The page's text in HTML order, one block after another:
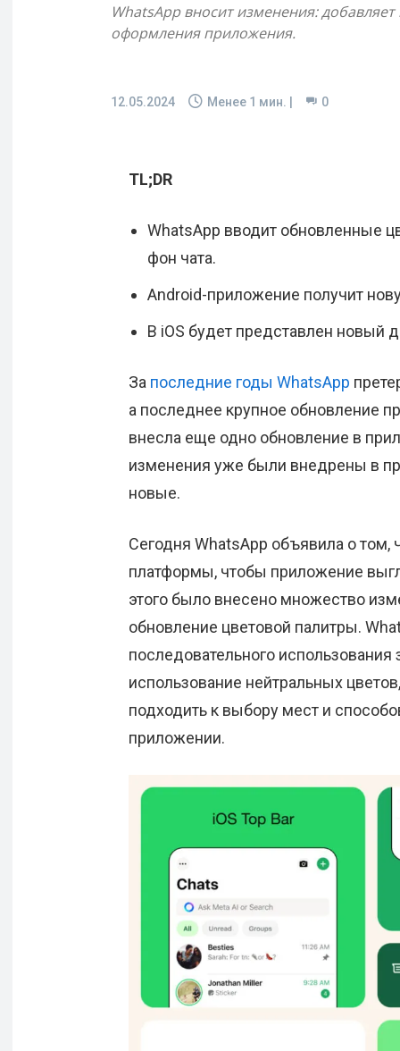
WhatsApp вносит изменения:
оформления приложения.
12.05.2024 Менее 1 мин. | 0
TL;DR
WhatsApp вводит обновленные
фон чата.
Android-приложение получит
В iOS будет представлен новый
За последние годы WhatsApp
а последнее крупное обновление
внесла еще одно обновление в
изменения уже были внедрены в
новые.
Сегодня WhatsApp объявила о
платформы, чтобы приложение
этого было внесено множество
обновление цветовой палитры.
последовательного
использование нейтральных
подходить к выбору мест и
приложении.